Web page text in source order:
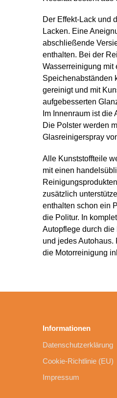
Der Effekt-Lack und
Lacken. Eine
abschließende
enthalten. Bei der
Wasserreinigung mit
Speichenabständen
gereinigt und mit
aufgebesserten
Im Innenraum ist
Die Polster werden
Glasreinigerspray
Alle Kunststoffteile
mit einen
zusätzlich
enthalten schon ein
die Politur. In
Autopflege durch
und jedes Autohaus.
die Motorreinigung
Informationen
Datenschutzerklärung
Cookie-Richtlinie (EU)
Impressum